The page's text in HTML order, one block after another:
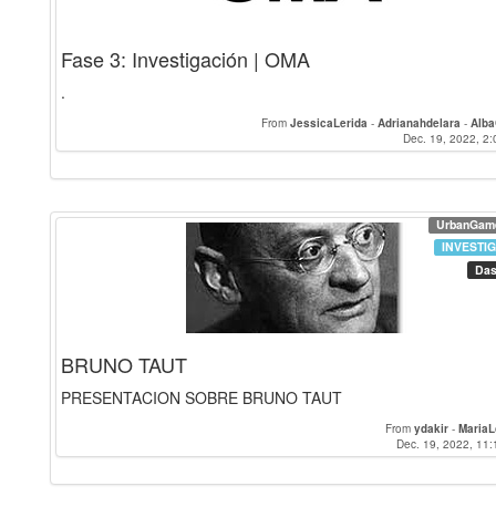
Fase 3: Investigación | OMA
.
From JessicaLerida - Adrianahdelara -
Dec. 19, 2022,
BRUNO TAUT
PRESENTACION SOBRE BRUNO TAUT
From ydakir -
Dec. 19, 2022,